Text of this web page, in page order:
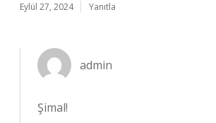
Eylül 27, 2024 Yanıtla
admin
Şimal!